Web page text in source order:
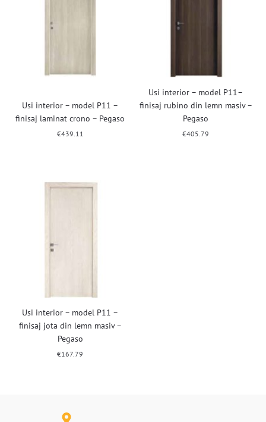
Usi interior – model P11 –
finisaj laminat crono – Pegaso
€439.11
Usi interior – model P11–
finisaj rubino din lemn masiv –
Pegaso
€405.79
Usi interior – model P11 –
finisaj jota din lemn masiv –
Pegaso
€167.79